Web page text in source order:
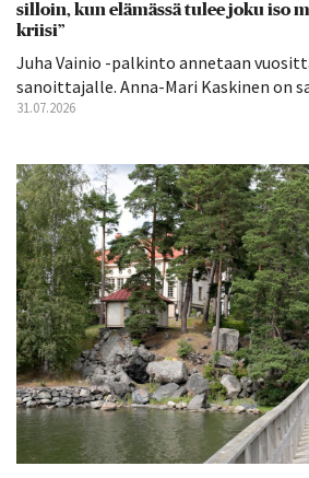
silloin, kun elämässä tulee joku iso
kriisi”
Juha Vainio -palkinto annetaan
sanoittajalle. Anna-Mari Kaskinen on
31.07.2026